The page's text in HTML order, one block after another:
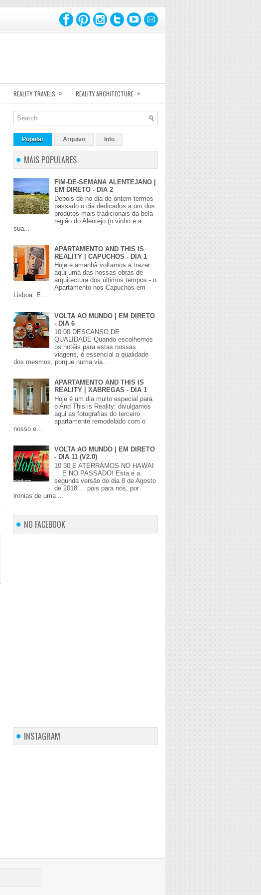
REALITY TRAVELS » REALITY ARCHITECTURE »
Popular Arquivo Info
MAIS POPULARES
FIM-DE-SEMANA ALENTEJANO |
EM DIRETO - DIA 2
Depois de no dia de ontem termos
passado o dia dedicados a um dos
produtos mais tradicionais da bela
região do Alentejo (o vinho e a
sua...
APARTAMENTO AND THIS IS
REALITY | CAPUCHOS - DIA 1
Hoje e amanhã voltamos a trazer
aqui uma das nossas obras de
arquitectura dos últimos tempos - o
Apartamento nos Capuchos em
Lisboa. E...
VOLTA AO MUNDO | EM DIRETO
- DIA 6
10:00 DESCANSO DE
QUALIDADE Quando escolhemos
os hotéis para estas nossas
viagens, é essencial a qualidade
dos mesmos, porque numa via...
APARTAMENTO AND THIS IS
REALITY | XABREGAS - DIA 1
Hoje é um dia muito especial para
o And This is Reality: divulgamos
aqui as fotografias do terceiro
apartamente remodelado com o
nosso e...
VOLTA AO MUNDO | EM DIRETO
- DIA 11 (V2.0)
10:30 E ATERRÁMOS NO HAWAI
... E NO PASSADO! Esta é a
segunda versão do dia 8 de Agosto
de 2018 ... pois para nós, por
ironias de uma ...
NO FACEBOOK
INSTAGRAM